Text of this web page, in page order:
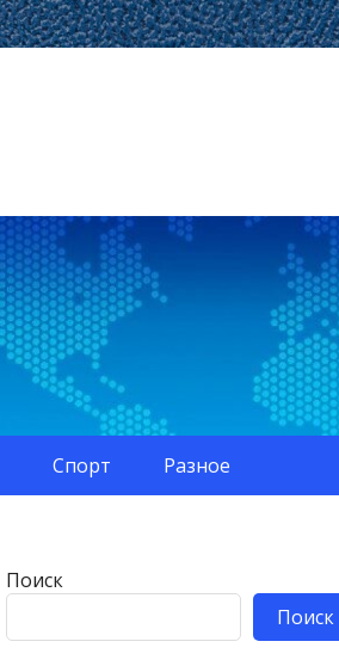
Спорт Разное
Поиск
Поиск